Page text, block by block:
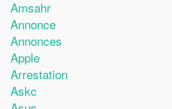
Amsahr
Annonce
Annonces
Apple
Arrestation
Askc